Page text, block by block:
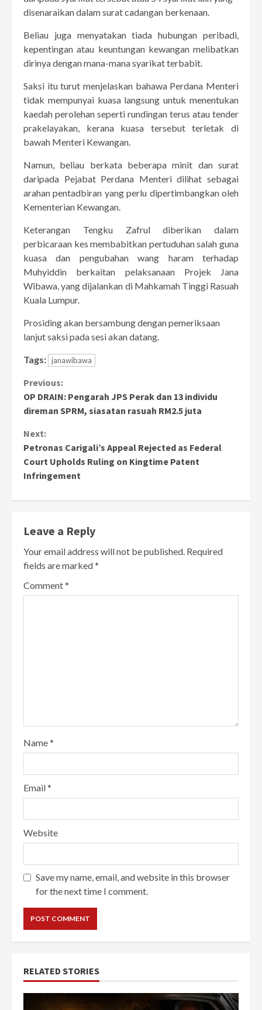
disenaraikan dalam surat cadangan berkenaan.
Beliau juga menyatakan tiada hubungan peribadi,
kepentingan atau keuntungan kewangan melibatkan
dirinya dengan mana-mana syarikat terbabit.
Saksi itu turut menjelaskan bahawa Perdana Menteri
tidak mempunyai kuasa langsung untuk menentukan
kaedah perolehan seperti rundingan terus atau tender
prakelayakan, kerana kuasa tersebut terletak di
bawah Menteri Kewangan.
Namun, beliau berkata beberapa minit dan surat
daripada Pejabat Perdana Menteri dilihat sebagai
arahan pentadbiran yang perlu dipertimbangkan oleh
Kementerian Kewangan.
Keterangan Tengku Zafrul diberikan dalam
perbicaraan kes membabitkan pertuduhan salah guna
kuasa dan pengubahan wang haram terhadap
Muhyiddin berkaitan pelaksanaan Projek Jana
Wibawa, yang dijalankan di Mahkamah Tinggi Rasuah
Kuala Lumpur.
Prosiding akan bersambung dengan pemeriksaan
lanjut saksi pada sesi akan datang.
Tags: janawibawa
Continue
Reading
Previous:
OP DRAIN: Pengarah JPS Perak dan 13 individu
direman SPRM, siasatan rasuah RM2.5 juta
Next:
Petronas Carigali’s Appeal Rejected as Federal
Court Upholds Ruling on Kingtime Patent
Infringement
Leave a Reply
Your email address will not be published. Required
fields are marked*
Comment*
Name*
Email*
Website
Save my name, email, and website in this browser
for the next time I comment.
RELATED STORIES